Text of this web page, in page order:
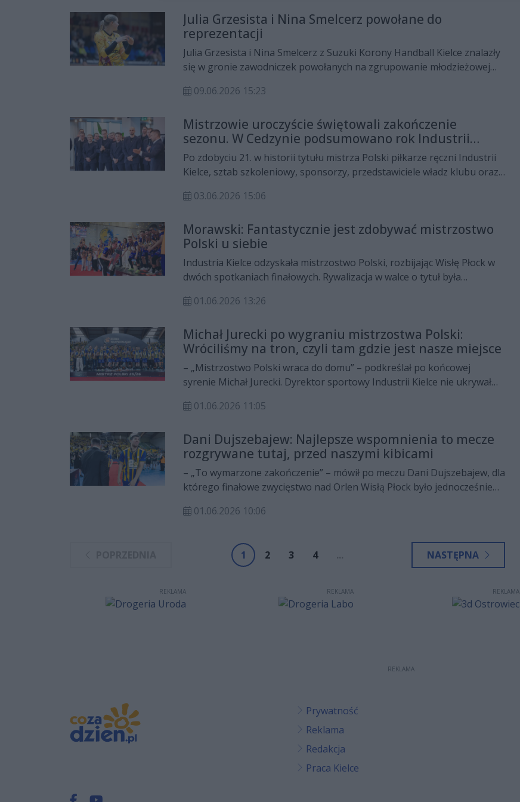
niezmienionym składzie.
Julia Grzesista i Nina Smelcerz powołane do
reprezentacji
Julia Grzesista i Nina Smelcerz z Suzuki Korony Handball Kielce znalazły
się w gronie zawodniczek powołanych na zgrupowanie młodzieżowej
przygotowania do mistrzostw świata U-20, które pod koniec czerwca
09.06.2026 15:23
Mistrzowie uroczyście świętowali zakończenie
sezonu. W Cedzynie podsumowano rok Industrii
Kielce
Po zdobyciu 21. w historii tytułu mistrza Polski piłkarze ręczni Industrii
Kielce, sztab szkoleniowy, sponsorzy, przedstawiciele władz klubu oraz
kolacji w restauracji Marisella w Cedzynie. Wydarzenie było okazją do
kilku zawodników opuszczających klub.
03.06.2026 15:06
Morawski: Fantastycznie jest zdobywać mistrzostwo
Polski u siebie
Industria Kielce odzyskała mistrzostwo Polski, rozbijając Wisłę Płock w
dwóch spotkaniach finałowych. Rywalizacja w walce o tytuł była
swojej byłej drużynie. Dla 31-letniego bramkarza był to pierwszy tytuł
zakończeniu spotkania.
01.06.2026 13:26
Michał Jurecki po wygraniu mistrzostwa Polski:
Wróciliśmy na tron, czyli tam gdzie jest nasze miejsce
– „Mistrzostwo Polski wraca do domu” – podkreślał po końcowej
syrenie Michał Jurecki. Dyrektor sportowy Industrii Kielce nie ukrywał
zespołu na ten sezon. Dla byłego reprezentanta Polski to już dziewiąte
01.06.2026 11:05
Dani Dujszebajew: Najlepsze wspomnienia to mecze
rozgrywane tutaj, przed naszymi kibicami
– „To wymarzone zakończenie” – mówił po meczu Dani Dujszebajew, dla
którego finałowe zwycięstwo nad Orlen Wisłą Płock było jednocześnie
spędzonych w klubie reprezentant Hiszpanii kończy swoją przygodę z
wspomnień i liczne sukcesy.
01.06.2026 10:06
1 2 3 4 ... NASTĘPNA
REKLAMA REKLAMA REKLAMA
REKLAMA
Prywatność
Reklama
Redakcja
Praca Kielce